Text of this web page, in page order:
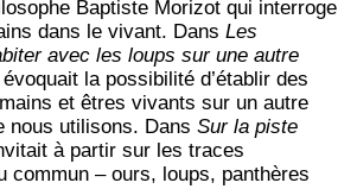
Baptiste Morizot qui interroge
dans le vivant. Dans Les
avec les loups sur une autre
la possibilité d’établir des
et êtres vivants sur un autre
nous utilisons. Dans Sur la piste
à partir sur les traces
commun – ours, loups, panthères